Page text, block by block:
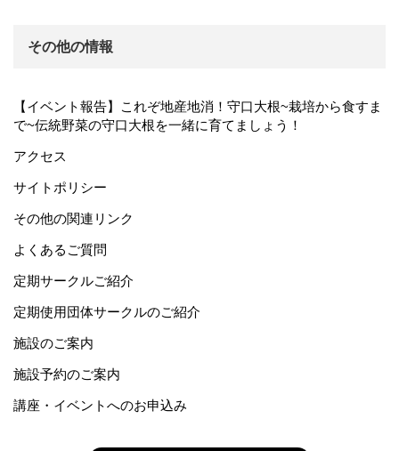
その他の情報
【イベント報告】これぞ地産地消！守口大根~栽培から食すま
で~伝統野菜の守口大根を一緒に育てましょう！
アクセス
サイトポリシー
その他の関連リンク
よくあるご質問
定期サークルご紹介
定期使用団体サークルのご紹介
施設のご案内
施設予約のご案内
講座・イベントへのお申込み